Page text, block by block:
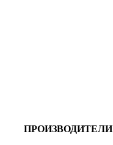
ПРОИЗВОДИТЕЛИ